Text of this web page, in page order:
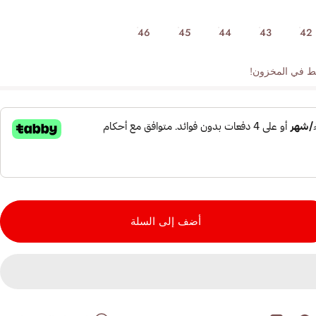
42
43
44
45
46
أضف إلى السلة